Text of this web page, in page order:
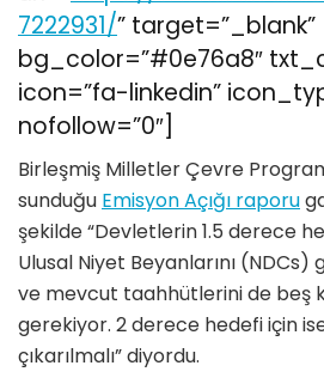
7222931/” target=”_blank”
bg_color=”#0e76a8″
icon=”fa-linkedin”
nofollow=”0″]
Birleşmiş Milletler Çevre
sunduğu Emisyon Açığı raporu
şekilde “Devletlerin 1.5 derece
Ulusal Niyet Beyanlarını
ve mevcut taahhütlerini de beş
gerekiyor. 2 derece hedefi için
çıkarılmalı” diyordu.